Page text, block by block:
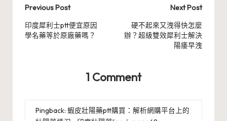
Post
navigation
Previous Post
印度犀利士ptt便宜原因
學名藥等於原廠藥嗎？
Next Post
硬不起來又洩得快怎麼
辦？超級雙效犀利士解決
陽痿早洩
1 Comment
Pingback: 蝦皮壯陽藥ptt購買：解析網購平台上的